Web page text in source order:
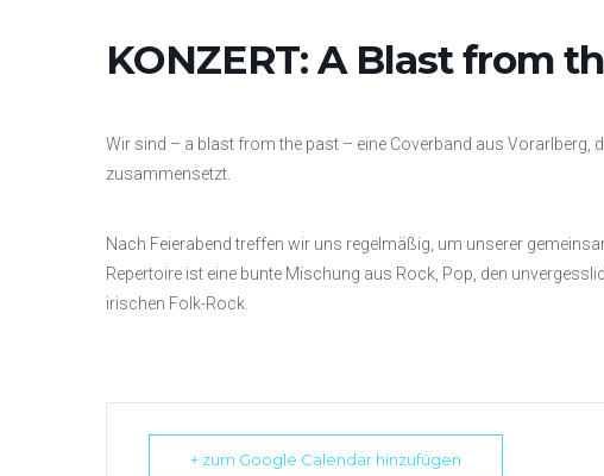
KONZERT: A Blast from
Wir sind – a blast from the past – eine Coverband aus Vorarlberg,
zusammensetzt.
Nach Feierabend treffen wir uns regelmäßig, um unserer
Repertoire ist eine bunte Mischung aus Rock, Pop, den
irischen Folk-Rock.
+ zum Google Calendar hinzufügen